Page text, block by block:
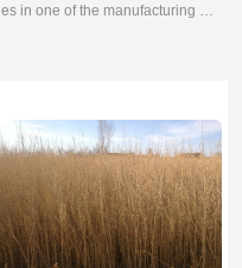
Development, design, production and sales in one of the manufacturing enterprises